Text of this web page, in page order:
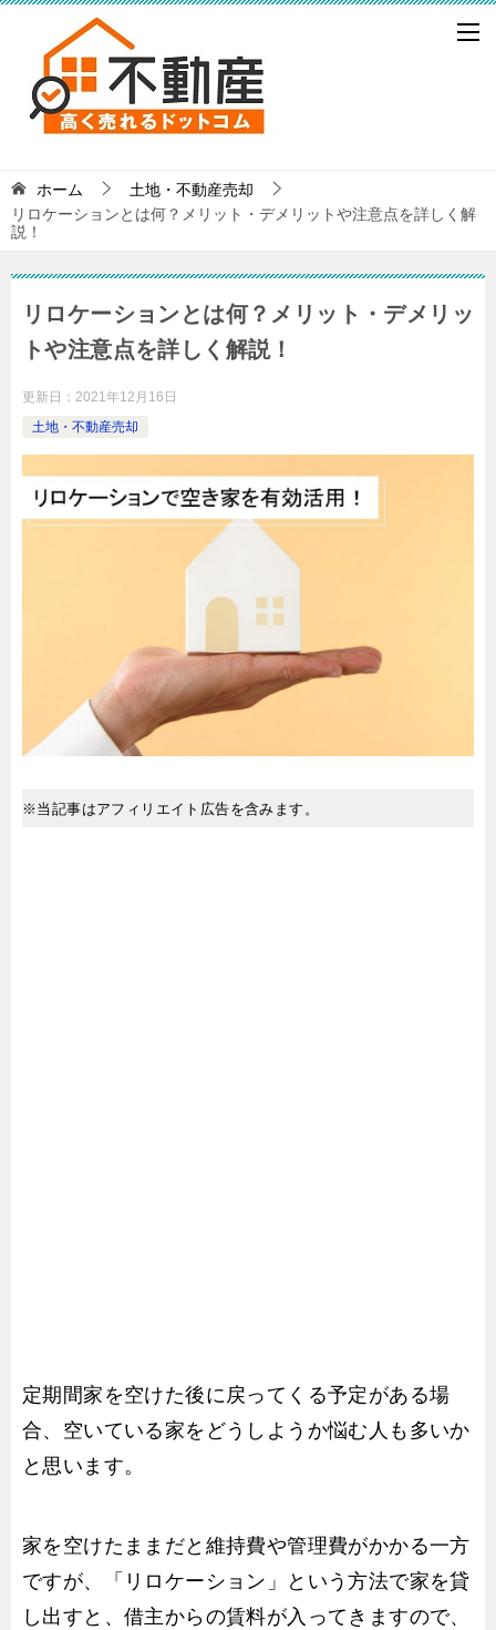
ホーム
土地・不動産売却
リロケーションとは何？メリット・デメリットや注意点を詳しく解
説！
リロケーションとは何？メリット・デメリッ
トや注意点を詳しく解説！
更新日： 2021年12月16日
土地・不動産売却
※当記事はアフィリエイト広告を含みます。
定期間家を空けた後に戻ってくる予定がある場
合、空いている家をどうしようか悩む人も多いか
と思います。
家を空けたままだと維持費や管理費がかかる一方
ですが、「リロケーション」という方法で家を貸
し出すと、借主からの賃料が入ってきますので、